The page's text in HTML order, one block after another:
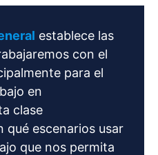
establece las
con el
para el
en
clase
qué escenarios usar
que nos permita